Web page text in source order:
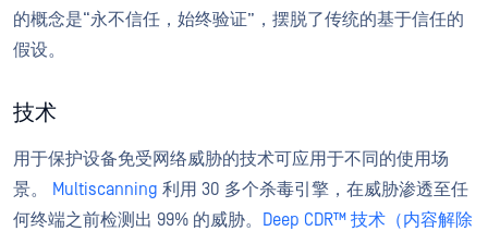
的概念是“永不信任，始终验证”，摆脱了传统的基于信任的
假设。
技术
用于保护设备免受网络威胁的技术可应用于不同的使用场
景。
Multiscanning 利用 30 多个杀毒引擎，在威胁渗透至任
何终端之前检测出 99% 的威胁。
Deep CDR™ 技术（内容解除